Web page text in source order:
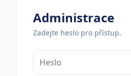
Administrace
Zadejte heslo pro přístup.